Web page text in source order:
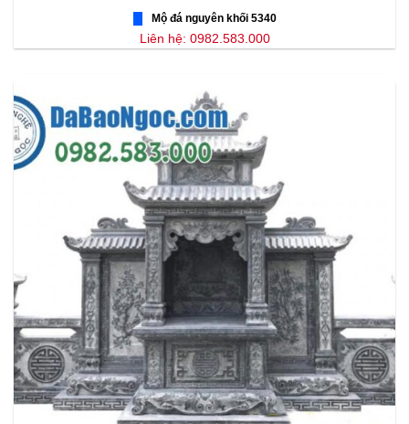
Mộ đá nguyên khối 5340
Liên hệ: 0982.583.000